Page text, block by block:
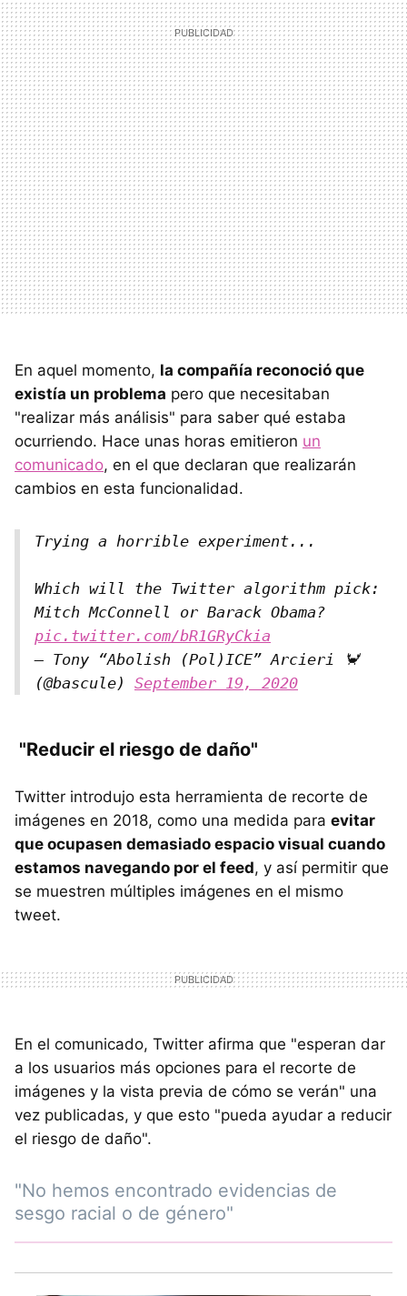
En aquel momento, la compañía reconoció que
existía un problema pero que necesitaban
"realizar más análisis" para saber qué estaba
ocurriendo. Hace unas horas emitieron un
comunicado, en el que declaran que realizarán
cambios en esta funcionalidad.
Trying a horrible experiment...
Which will the Twitter algorithm pick:
Mitch McConnell or Barack Obama?
pic.twitter.com/bR1GRyCkia
— Tony “Abolish (Pol)ICE” Arcieri 🦀
(@bascule) September 19, 2020
"Reducir el riesgo de daño"
Twitter introdujo esta herramienta de recorte de
imágenes en 2018, como una medida para evitar
que ocupasen demasiado espacio visual cuando
estamos navegando por el feed, y así permitir que
se muestren múltiples imágenes en el mismo
tweet.
En el comunicado, Twitter afirma que "esperan dar
a los usuarios más opciones para el recorte de
imágenes y la vista previa de cómo se verán" una
vez publicadas, y que esto "pueda ayudar a reducir
el riesgo de daño".
"No hemos encontrado evidencias de
sesgo racial o de género"